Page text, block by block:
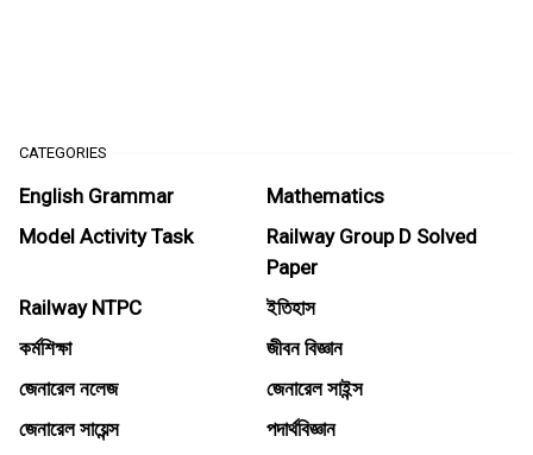
CATEGORIES
English Grammar
Mathematics
Model Activity Task
Railway Group D Solved
Paper
Railway NTPC
ইতিহাস
কর্মশিক্ষা
জীবন বিজ্ঞান
জেনারেল নলেজ
জেনারেল সাইন্স
জেনারেল সায়েন্স
পদার্থবিজ্ঞান